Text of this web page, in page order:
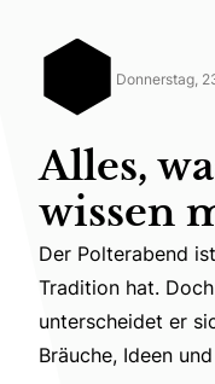
Donnerstag,
Alles,
wissen
Der Polterabend
Der Polterabend
Tradition hat.
unterscheidet er
Bräuche, Ideen